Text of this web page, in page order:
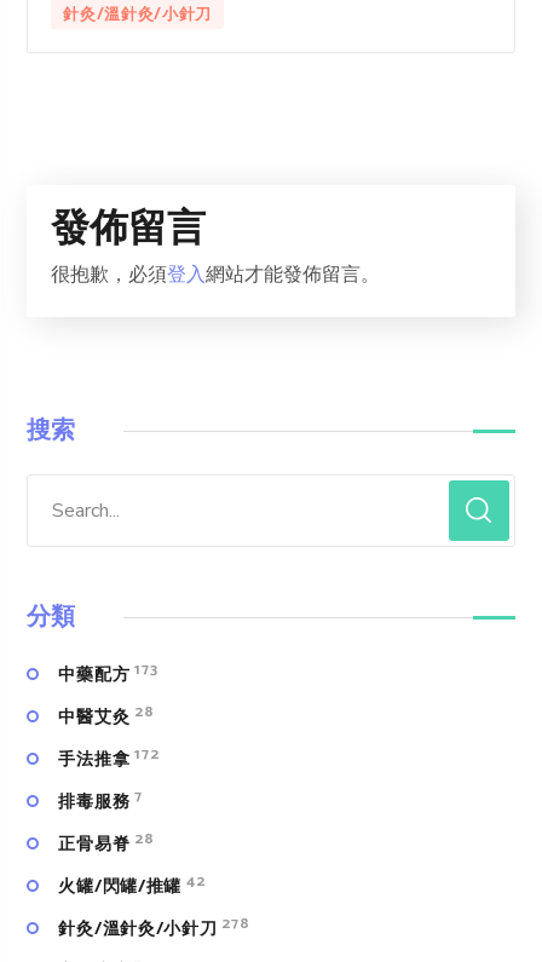
針灸/溫針灸/小針刀
發佈留言
很抱歉，必須登入網站才能發佈留言。
搜索
分類
中藥配方 173
中醫艾灸 28
手法推拿 172
排毒服務 7
正骨易脊 28
火罐/閃罐/推罐 42
針灸/溫針灸/小針刀 278